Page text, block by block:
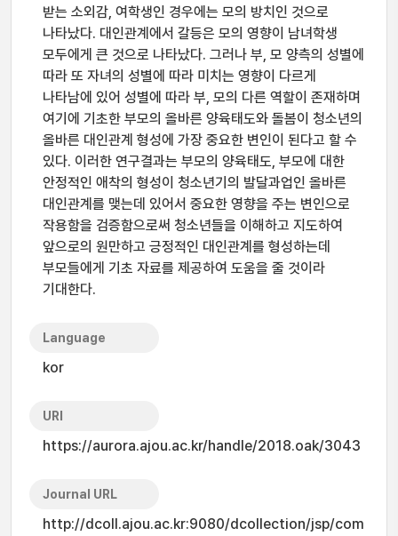
받는 소외감, 여학생인 경우에는 모의 방치인 것으로
나타났다. 대인관계에서 갈등은 모의 영향이 남녀학생
모두에게 큰 것으로 나타났다. 그러나 부, 모 양측의 성별에
따라 또 자녀의 성별에 따라 미치는 영향이 다르게
나타남에 있어 성별에 따라 부, 모의 다른 역할이 존재하며
여기에 기초한 부모의 올바른 양육태도와 돌봄이 청소년의
올바른 대인관계 형성에 가장 중요한 변인이 된다고 할 수
있다. 이러한 연구결과는 부모의 양육태도, 부모에 대한
안정적인 애착의 형성이 청소년기의 발달과업인 올바른
대인관계를 맺는데 있어서 중요한 영향을 주는 변인으로
작용함을 검증함으로써 청소년들을 이해하고 지도하여
앞으로의 원만하고 긍정적인 대인관계를 형성하는데
부모들에게 기초 자료를 제공하여 도움을 줄 것이라
기대한다.
Language
kor
URI
https://aurora.ajou.ac.kr/handle/2018.oak/3043
Journal URL
http://dcoll.ajou.ac.kr:9080/dcollection/jsp/com